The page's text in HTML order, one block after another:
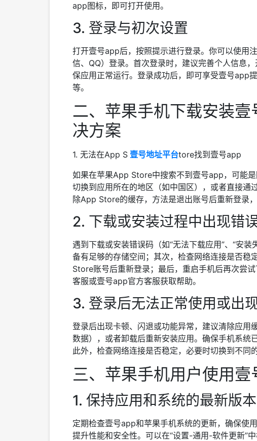
app图标，即可打开使用。
3. 登录与初次设置
打开壹号app后，按照提示进行登录。你可以使用
信、QQ）登录。首次登录时，建议完善个人信息
保应用正常运行。登录成功后，即可享受壹号app
等。
二、苹果手机下载安装
决方案
1. 无法在App S 壹号地址平台tore找到壹号app
如果在苹果App Store中搜索不到壹号app，可能
切换到应用所在的地区（如中国区），或者直接通
除App Store的缓存，方法是退出账号后重新登录
2. 下载或安装过程中出现错
遇到下载或安装错误码（如“无法下载应用”、“安
备有足够的存储空间；其次，检查网络连接是否
Store账号后重新登录；最后，重启手机后再次尝
客服或壹号app官方客服获取帮助。
3. 登录后无法正常使用或出
登录后出现卡顿、闪退或功能异常，建议清除应用
数据），或者卸载后重新安装应用。确保手机系统
此外，检查网络连接是否稳定，必要时切换到不同
三、苹果手机用户使用
1. 保持应用和系统的最新版本
定期检查壹号app和苹果手机系统的更新，确保使
提升性能和安全性。可以在“设置-通用-软件更新”